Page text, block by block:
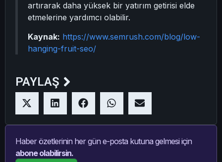
artırarak daha yüksek bir yatırım getirisi elde
etmelerine yardımcı olabilir.
Kaynak: https://www.semrush.com/blog/low-
hanging-fruit-seo/
PAYLAŞ
Haber özetlerinin her gün e-posta kutuna gelmesi için
abone olabilirsin.